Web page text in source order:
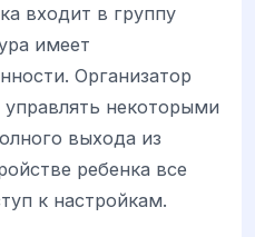
входит в группу
имеет
Организатор
некоторыми
выхода из
ребенка все
к настройкам.